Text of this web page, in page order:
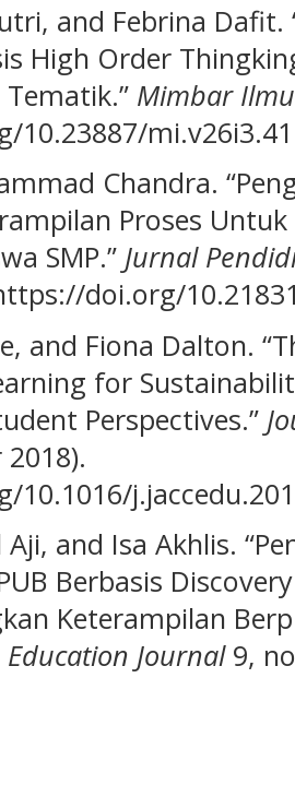
and Febrina Dafit.
High Order
Mimbar Ilmu
10.23887/
Chandra.
Proses
SMP.” Jurnal
doi.org/
and Fiona Dalton.
for
Perspectives.”
and Isa Akhlis.
Berbasis
Keterampilan
Education Journal9,